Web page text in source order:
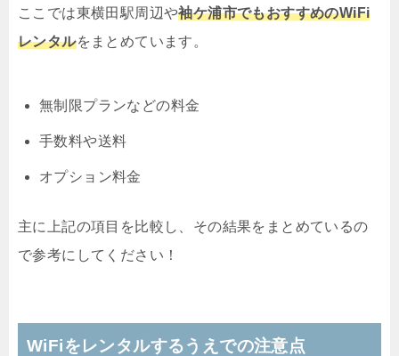
ここでは東横田駅周辺や袖ケ浦市でもおすすめのWiFi
レンタルをまとめています。
無制限プランなどの料金
手数料や送料
オプション料金
主に上記の項目を比較し、その結果をまとめているの
で参考にしてください！
WiFiをレンタルするうえでの注意点